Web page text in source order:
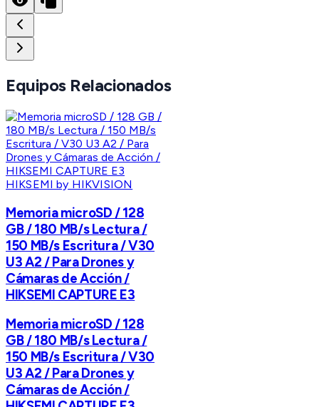
Equipos Relacionados
HIKSEMI by HIKVISION
Memoria microSD / 128
GB / 180 MB/s Lectura /
150 MB/s Escritura / V30
U3 A2 / Para Drones y
Cámaras de Acción /
HIKSEMI CAPTURE E3
Memoria microSD / 128
GB / 180 MB/s Lectura /
150 MB/s Escritura / V30
U3 A2 / Para Drones y
Cámaras de Acción /